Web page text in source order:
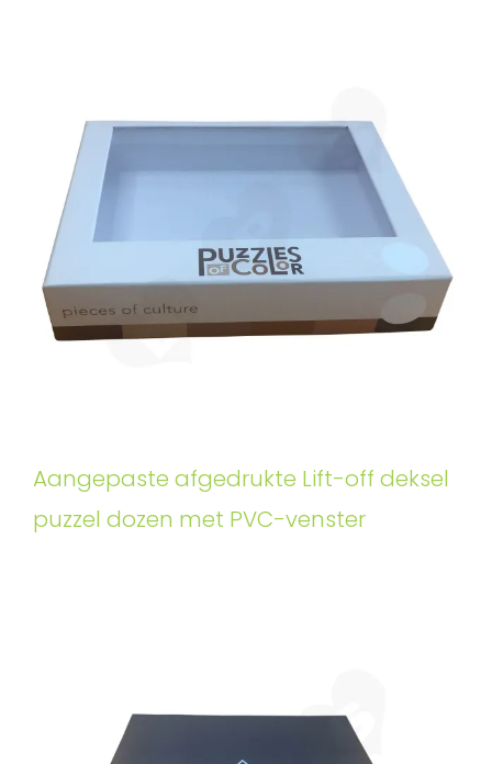
Aangepaste afgedrukte Lift-off deksel
puzzel dozen met PVC-venster